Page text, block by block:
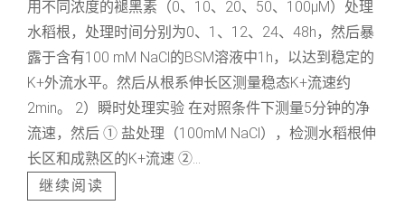
用不同浓度的褪黑素（0、10、20、50、100μM）处理
水稻根，处理时间分别为0、1、12、24、48h，然后暴
露于含有100 mM NaCl的BSM溶液中1h，以达到稳定的
K+外流水平。然后从根系伸长区测量稳态K+流速约
2min。 2）瞬时处理实验 在对照条件下测量5分钟的净
流速，然后 ① 盐处理（100mM NaCl），检测水稻根伸
长区和成熟区的K+流速 ②...
继续阅读